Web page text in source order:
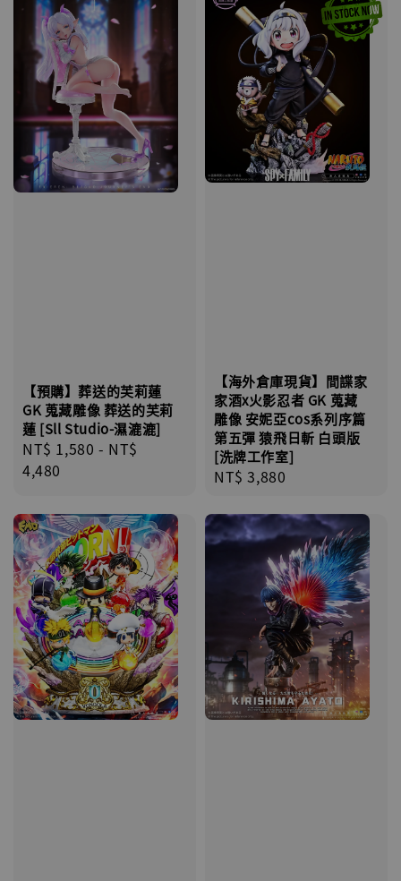
【預購】葬送的芙莉蓮
GK 蒐藏雕像 葬送的芙莉
蓮 [Sll Studio-濕漉漉]
Regular
price
NT$ 1,580 - NT$
4,480
【海外倉庫現貨】間諜家
家酒x火影忍者 GK 蒐藏
雕像 安妮亞cos系列序篇
第五彈 猿飛日斬 白頭版
[洗牌工作室]
Regular
NT$ 3,880